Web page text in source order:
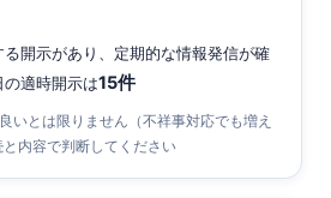
開示があり、定期的な情報発信が確
適時開示は15件
いとは限りません（不祥事対応でも増え
内容で判断してください